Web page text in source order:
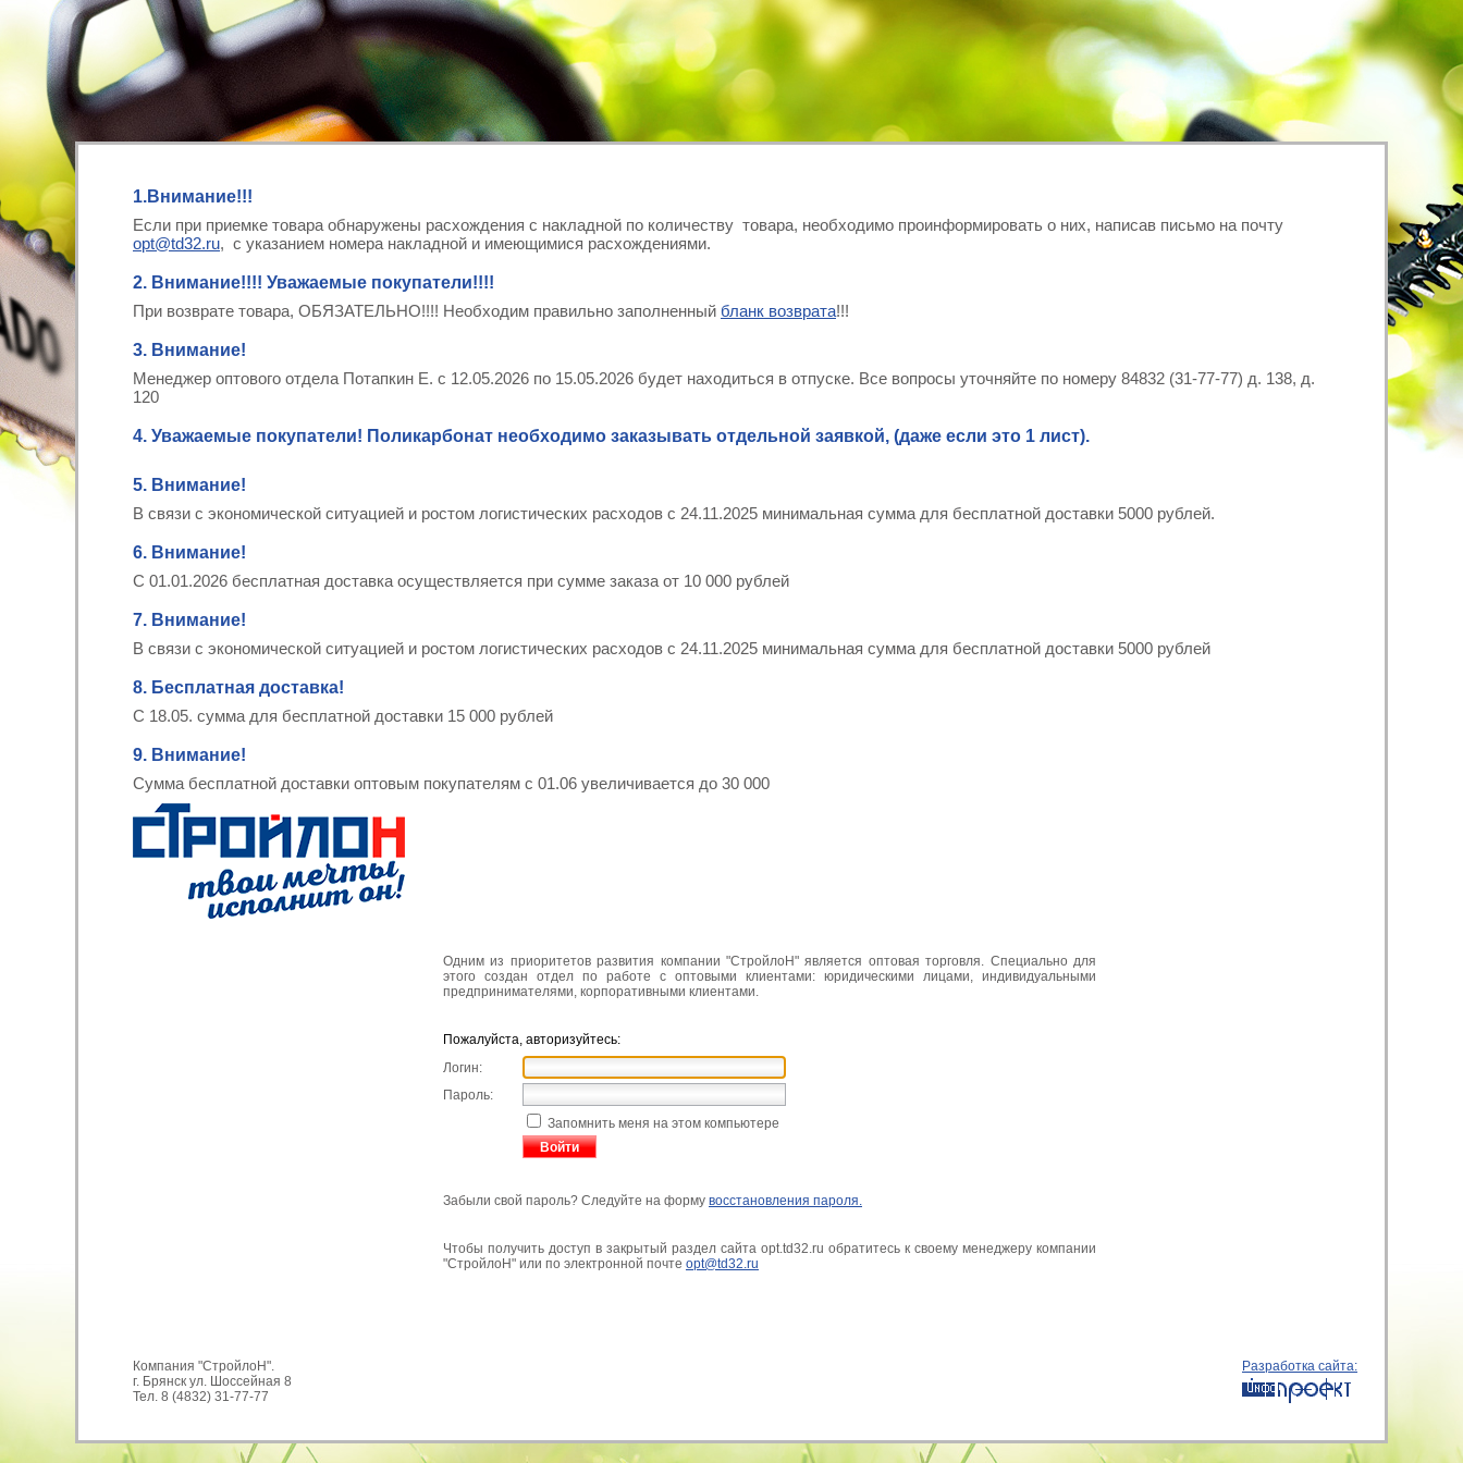
1.Внимание!!!
Если при приемке товара обнаружены расхождения с накладной по количеству товара, необходимо проинформировать о них, написав письмо на почту
opt@td32.ru, с указанием номера накладной и имеющимися расхождениями.
2. Внимание!!!! Уважаемые покупатели!!!!
При возврате товара, ОБЯЗАТЕЛЬНО!!!! Необходим правильно заполненный бланк возврата!!!
3. Внимание!
Менеджер оптового отдела Потапкин Е. с 12.05.2026 по 15.05.2026 будет находиться в отпуске. Все вопросы уточняйте по номеру 84832 (31-77-77) д. 138, д.
120
4. Уважаемые покупатели! Поликарбонат необходимо заказывать отдельной заявкой, (даже если это 1 лист).
5. Внимание!
В связи с экономической ситуацией и ростом логистических расходов с 24.11.2025 минимальная сумма для бесплатной доставки 5000 рублей.
6. Внимание!
С 01.01.2026 бесплатная доставка осуществляется при сумме заказа от 10 000 рублей
7. Внимание!
В связи с экономической ситуацией и ростом логистических расходов с 24.11.2025 минимальная сумма для бесплатной доставки 5000 рублей
8. Бесплатная доставка!
С 18.05. сумма для бесплатной доставки 15 000 рублей
9. Внимание!
Сумма бесплатной доставки оптовым покупателям с 01.06 увеличивается до 30 000
Одним из приоритетов развития компании "СтройлоН" является оптовая торговля. Специально для
этого создан отдел по работе с оптовыми клиентами: юридическими лицами, индивидуальными
предпринимателями, корпоративными клиентами.
Пожалуйста, авторизуйтесь:
Логин:
Пароль:
Запомнить меня на этом компьютере
Забыли свой пароль? Следуйте на форму восстановления пароля.
Чтобы получить доступ в закрытый раздел сайта opt.td32.ru обратитесь к своему менеджеру компании
"СтройлоН" или по электронной почте opt@td32.ru
Компания "СтройлоН".
г. Брянск ул. Шоссейная 8
Тел. 8 (4832) 31-77-77
Разработка сайта: